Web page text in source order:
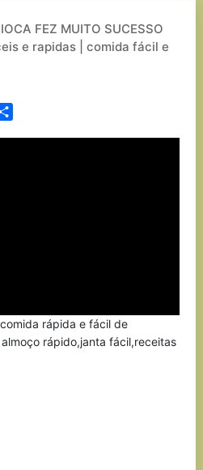
FEZ MUITO SUCESSO
e rapidas | comida fácil e
rápida e fácil de
rápido,janta fácil,receitas